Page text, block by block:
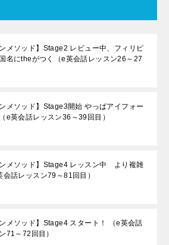
ンメソッド】Stage2 レビュー中、フィリピ
名にtheがつく（e英会話レッスン26～27
ンメソッド】Stage3開始 やっぱアイフォー
e英会話レッスン36～39回目）
ンメソッド】Stage4 レッスン中 より複雑
会話レッスン79～81回目）
ンメソッド】Stage4 スタート！ （e英会話
71～72回目）